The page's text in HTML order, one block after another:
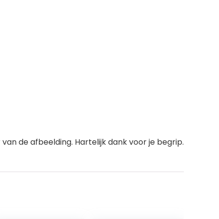
de afbeelding. Hartelijk dank voor je begrip.